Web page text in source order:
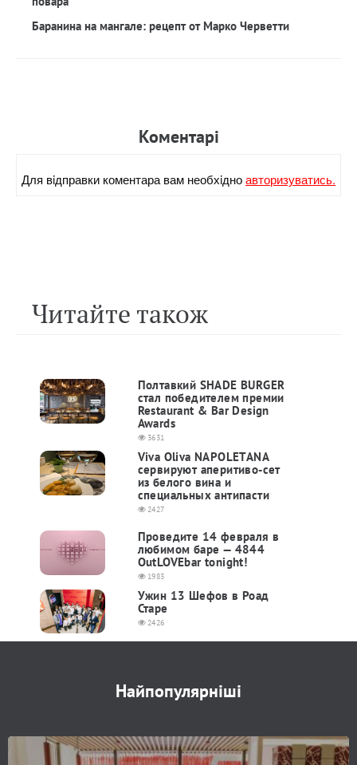
Баранина на мангале: рецепт от Марко Черветти
Коментарi
Для вiдправки коментара вам необхiдноавторизуватись.
Читайте також
Полтавкий SHADE BURGER
стал победителем премии
Restaurant & Bar Design
Awards
3631
Viva Oliva NAPOLETANA
сервируют аперитиво-сет
из белого вина и
специальных антипасти
2427
Проведите 14 февраля в
любимом баре — 4844
OutLOVEbar tonight!
1983
Ужин 13 Шефов в Роад
Старе
2426
Найпопулярніші